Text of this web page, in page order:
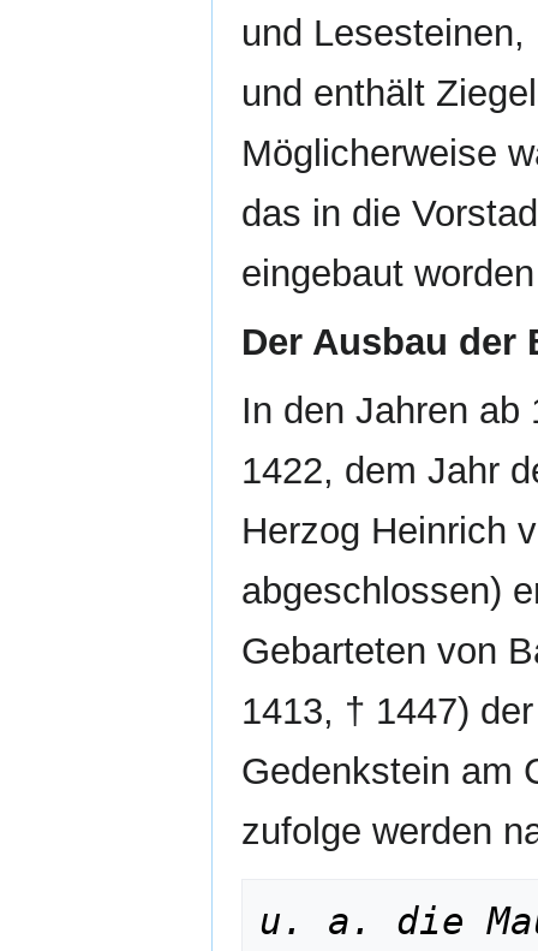
und
und enthält
Möglicherweise
das in die
eingebaut
Der Ausbau der
In den Jahren ab
1422, dem Jahr
Herzog Heinrich
abgeschlossen)
Gebarteten von
1413, † 1447)
Gedenkstein am
zufolge werden
u. a. die